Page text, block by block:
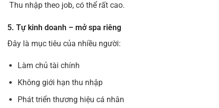
Thu nhập theo job, có thể rất cao.
5. Tự kinh doanh – mở spa riêng
Đây là mục tiêu của nhiều người:
Làm chủ tài chính
Không giới hạn thu nhập
Phát triển thương hiệu cá nhân